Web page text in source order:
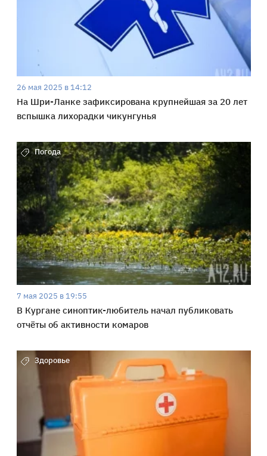
26 мая 2025 в 14:12
На Шри-Ланке зафиксирована крупнейшая за 20 лет
вспышка лихорадки чикунгунья
Погода
7 мая 2025 в 19:55
В Кургане синоптик-любитель начал публиковать
отчёты об активности комаров
Здоровье